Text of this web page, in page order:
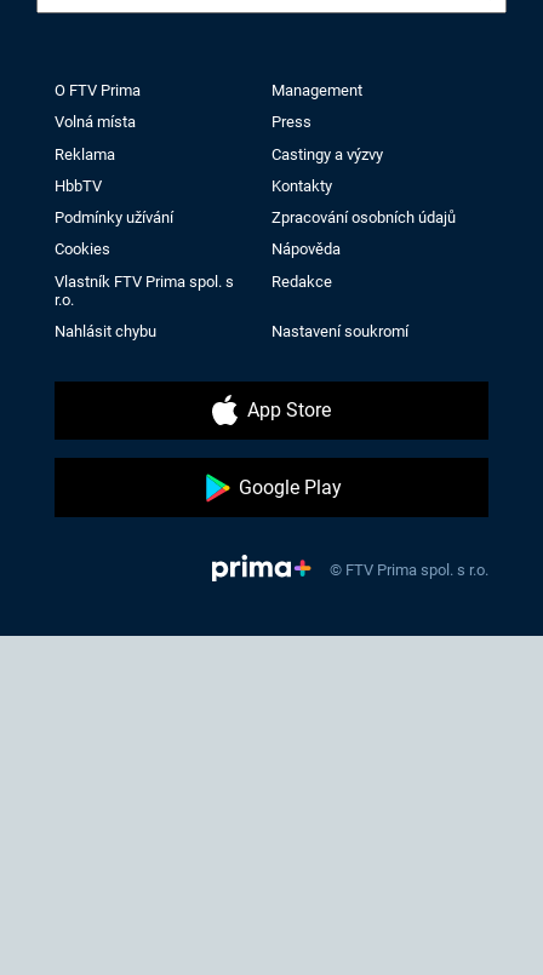
O FTV Prima
Management
Volná místa
Press
Reklama
Castingy a výzvy
HbbTV
Kontakty
Podmínky užívání
Zpracování osobních údajů
Cookies
Nápověda
Vlastník FTV Prima spol. s
r.o.
Redakce
Nahlásit chybu Nastavení soukromí
App Store
Google Play
© FTV Prima spol. s r.o.